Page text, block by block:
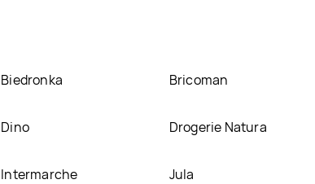
Biedronka Bricoman
Dino Drogerie Natura
Intermarche Jula